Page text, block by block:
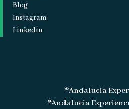
Blog
Instagram
Linkedin
®Andalucia
®Andalucia